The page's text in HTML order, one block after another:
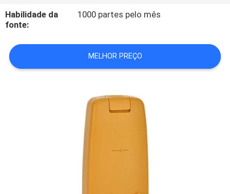
NOS
PEÇA
UMAS
Habilidade da
fonte:
1000 partes pelo mês
MELHOR PREÇO